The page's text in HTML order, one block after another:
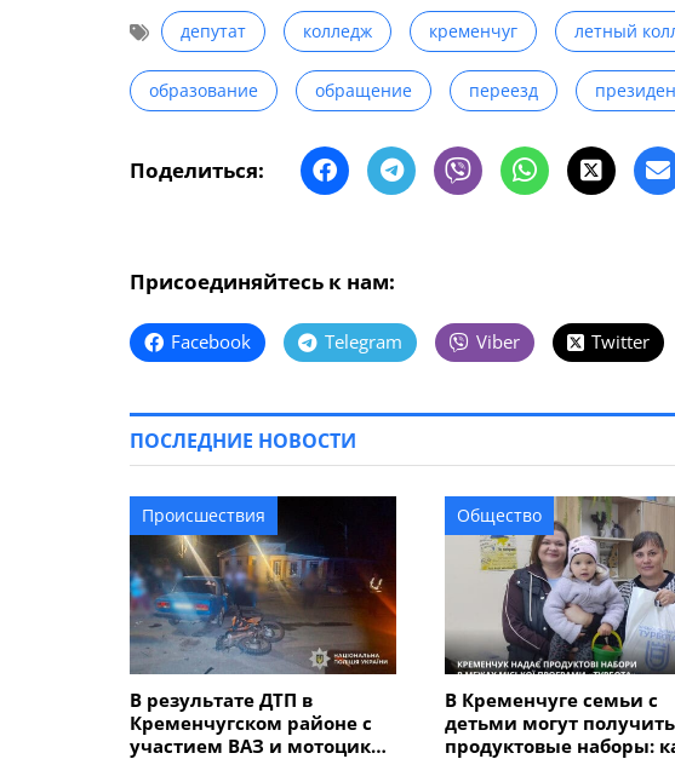
депутат колледж кременчуг летный
образование обращение переезд
Поделиться:
Присоединяйтесь к нам:
Facebook Telegram Viber Twitter
ПОСЛЕДНИЕ НОВОСТИ
Происшествия
В результате ДТП в
Кременчугском районе с
участием ВАЗ и мотоцикла
Общество
В Кременчуге семьи с
детьми могут получить
продуктовые наборы: